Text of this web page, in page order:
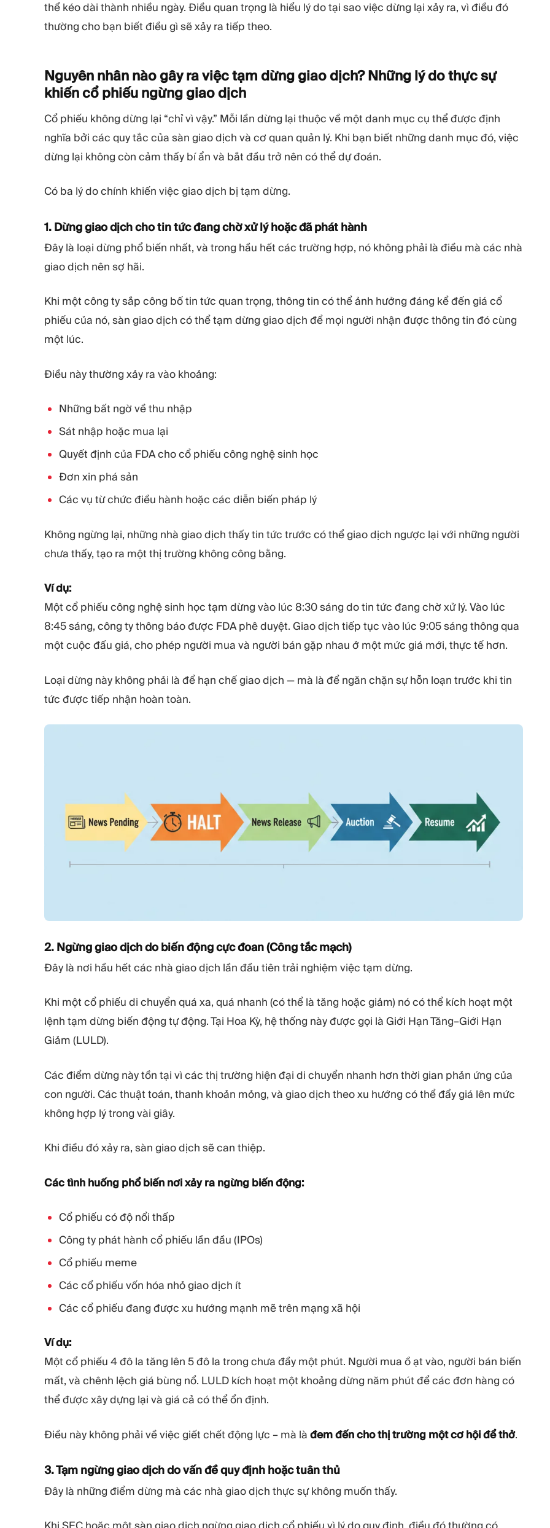
thể kéo dài thành nhiều ngày. Điều quan trọng là hiểu lý do tại sao việc dừng lại xảy ra, vì điều đó
thường cho bạn biết điều gì sẽ xảy ra tiếp theo.
Nguyên nhân nào gây ra việc tạm dừng giao dịch? Những lý do thực sự
khiến cổ phiếu ngừng giaodịch
Cổ phiếu không dừng lại “chỉ vì vậy.” Mỗi lần dừng lại thuộc về một danh mục cụ thể được định
nghĩa bởi các quy tắc của sàn giao dịch và cơ quan quản lý. Khi bạn biết những danh mục đó, việc
dừng lại không còn cảm thấy bí ẩn và bắt đầu trở nên có thể dự đoán.
Có ba lý do chính khiến việc giao dịch bị tạm dừng.
1. Dừng giao dịch cho tin tức đang chờ xử lý hoặc đã phát hành
Đây là loại dừng phổ biến nhất, và trong hầu hết các trường hợp, nó không phải là điều mà các nhà
giao dịch nên sợ hãi.
Khi một công ty sắp công bố tin tức quan trọng, thông tin có thể ảnh hưởng đáng kể đến giá cổ
phiếu của nó, sàn giao dịch có thể tạm dừng giao dịch để mọi người nhận được thông tin đó cùng
một lúc.
Điều này thường xảy ra vào khoảng:
Những bất ngờ về thu nhập
Sát nhập hoặc mua lại
Quyết định của FDA cho cổ phiếu công nghệ sinh học
Đơn xin phá sản
Các vụ từ chức điều hành hoặc các diễn biến pháp lý
Không ngừng lại, những nhà giao dịch thấy tin tức trước có thể giao dịch ngược lại với những người
chưa thấy, tạo ra một thị trường không công bằng.
Ví dụ:
Một cổ phiếu công nghệ sinh học tạm dừng vào lúc 8:30 sáng do tin tức đang chờ xử lý. Vào lúc
8:45 sáng, công ty thông báo được FDA phê duyệt. Giao dịch tiếp tục vào lúc 9:05 sáng thông qua
một cuộc đấu giá, cho phép người mua và người bán gặp nhau ở một mức giá mới, thực tế hơn.
Loại dừng này không phải là để hạn chế giao dịch — mà là để ngăn chặn sự hỗn loạn trước khi tin
tức được tiếp nhận hoàn toàn.
2. Ngừng giao dịch do biến động cực đoan (Công tắc mạch)
Đây là nơi hầu hết các nhà giao dịch lần đầu tiên trải nghiệm việc tạm dừng.
Khi một cổ phiếu di chuyển quá xa, quá nhanh (có thể là tăng hoặc giảm) nó có thể kích hoạt một
lệnh tạm dừng biến động tự động. Tại Hoa Kỳ, hệ thống này được gọi là Giới Hạn Tăng–Giới Hạn
Giảm (LULD).
Các điểm dừng này tồn tại vì các thị trường hiện đại di chuyển nhanh hơn thời gian phản ứng của
con người. Các thuật toán, thanh khoản mỏng, và giao dịch theo xu hướng có thể đẩy giá lên mức
không hợp lý trong vài giây.
Khi điều đó xảy ra, sàn giao dịch sẽ can thiệp.
Các tình huống phổ biến nơi xảy ra ngừng biến động:
Cổ phiếu có độ nổi thấp
Công ty phát hành cổ phiếu lần đầu (IPOs)
Cổ phiếu meme
Các cổ phiếu vốn hóa nhỏ giao dịch ít
Các cổ phiếu đang được xu hướng mạnh mẽ trên mạng xã hội
Ví dụ:
Một cổ phiếu 4 đô la tăng lên 5 đô la trong chưa đầy một phút. Người mua ồ ạt vào, người bán biến
mất, và chênh lệch giá bùng nổ. LULD kích hoạt một khoảng dừng năm phút để các đơn hàng có
thể được xây dựng lại và giá cả có thể ổn định.
Điều này không phải về việc giết chết động lực – mà là đem đến cho thị trường một cơ hội để thở.
3. Tạm ngừng giao dịch do vấn đề quy định hoặc tuân thủ
Đây là những điểm dừng mà các nhà giao dịch thực sự không muốn thấy.